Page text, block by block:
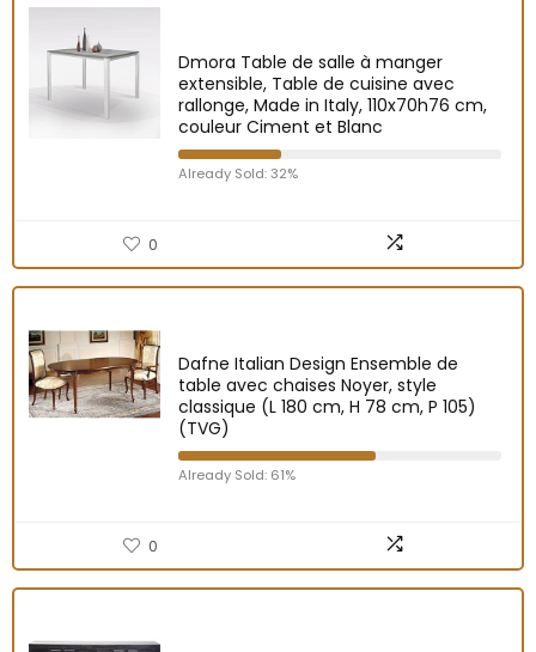
Dmora Table de salle à manger
extensible, Table de cuisine avec
rallonge, Made in Italy, 110x70h76 cm,
couleur Ciment et Blanc
Already Sold: 32%
0
Dafne Italian Design Ensemble de
table avec chaises Noyer, style
classique (L 180 cm, H 78 cm, P 105)
(TVG)
Already Sold: 61%
0